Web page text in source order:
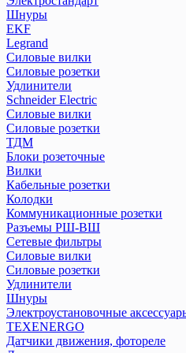
Реле контроля уровня серии РКУ
Реле контроля фаз/напряжения
Реле промежуточные РЭК и
Реле температуры серии РТ
Розетки и звонки на DIN-рейку
Рубильники модульные РМ
Рубильники модульные РМВ
Рубильники РКН
Рубильники РПБ
Рубильники РПС
Устройства автоматического
Устройства защитного
ПЕРЕЙТИ В РАЗДЕЛ
Шнуры
EKF
Legrand
Силовые вилки
Силовые розетки
Удлинители
Schneider Electric
Силовые вилки
Силовые розетки
ТДМ
Блоки розеточные
Вилки
Кабельные розетки
Колодки
Коммуникационные розетки
Разъемы РШ-ВШ
Сетевые фильтры
Силовые вилки
Силовые розетки
Удлинители
Шнуры
Электроустановочные
TEXENERGO
Датчики движения, фотореле